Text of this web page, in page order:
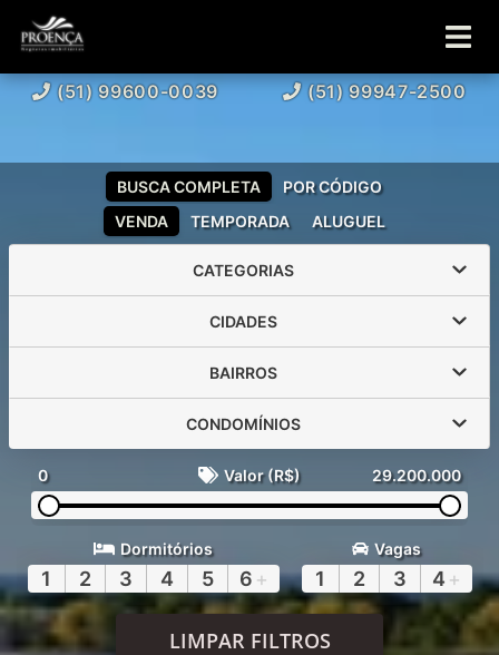
(51) 99600-0039 (51) 99947-2500
VENDA TEMPORADA ALUGUEL
BUSCA COMPLETA POR CÓDIGO
CATEGORIAS
CIDADES
BAIRROS
CONDOMÍNIOS
0 Valor (R$) 29.200.000
Dormitórios
1 2 3 4 5 6 +
Vagas
1 2 3 4 +
LIMPAR FILTROS